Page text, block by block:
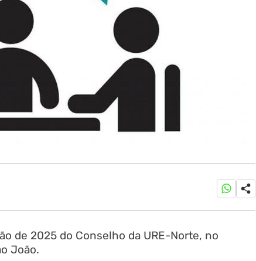
de 2025 do Conselho da URE-Norte, no
João.